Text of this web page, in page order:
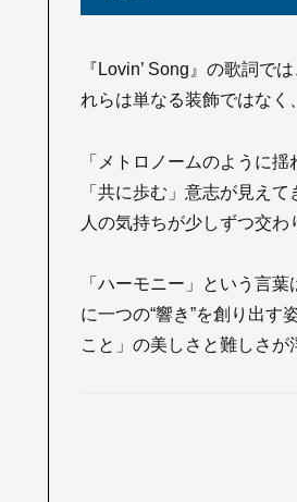
『Lovin’ Song』の歌詞で
れらは単なる装飾ではなく
「メトロノームのように
「共に歩む」意志が見え
人の気持ちが少しずつ交わ
「ハーモニー」という言
に一つの“響き”を創り出
こと」の美しさと難しさが